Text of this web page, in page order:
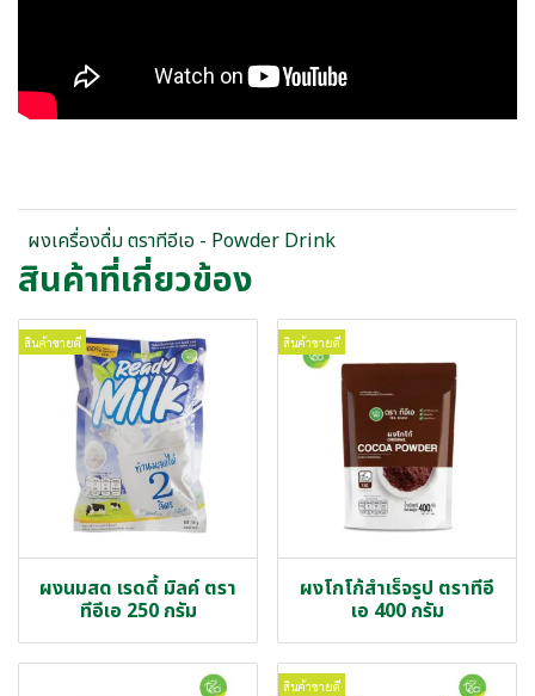
ผงเครื่องดื่ม ตราทีอีเอ - Powder Drink
สินค้าที่เกี่ยวข้อง
สินค้าขายดี
ผงนมสด เรดดี้ มิลค์ ตรา
ทีอีเอ 250 กรัม
สินค้าขายดี
ผงโกโก้สำเร็จรูป ตราทีอี
เอ 400 กรัม
สินค้าขายดี